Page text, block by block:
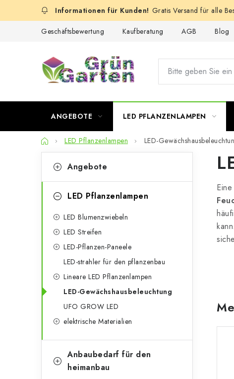
Gratis Versand für alle
Geschäftsbewertung Kaufberatung AGB Blog
ANGEBOTE LED PFLANZENLAMPEN
StartseiteLED Pflanzenlampen LED-
e
e
überspringen
a
e
Angebote
LED Pflanzenlampen
LED Blumenzwiebeln
LED Streifen
LED-Pflanzen-Paneele
LED-strahler für den pflanzenbau
Lineare LED Pflanzenlampen
LED-Gewächshausbeleuchtung
UFO GROW LED
elektrische Materialien
Anbaubedarf für den
heimanbau